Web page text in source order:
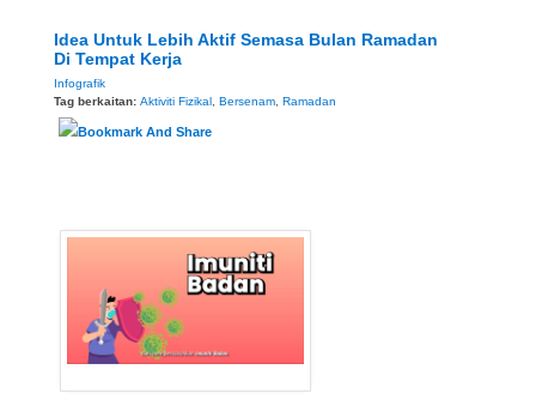
Idea Untuk Lebih Aktif Semasa Bulan Ramadan
Di Tempat Kerja
Infografik
Tag berkaitan: Aktiviti Fizikal , Bersenam, Ramadan